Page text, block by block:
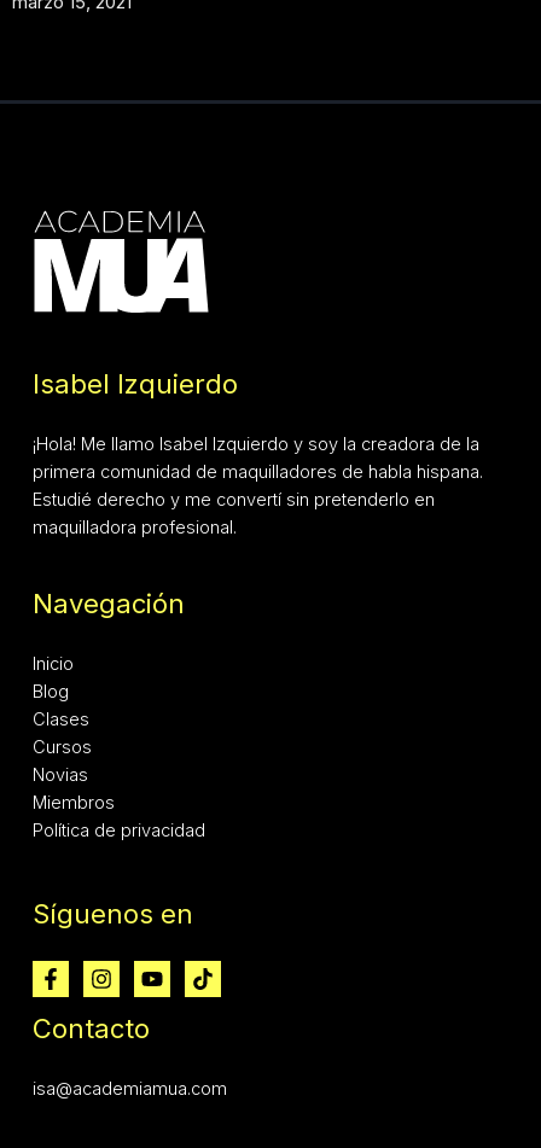
Isabel Izquierdo
¡Hola! Me llamo Isabel Izquierdo y soy la creadora de la
primera comunidad de maquilladores de habla hispana.
Estudié derecho y me convertí sin pretenderlo en
maquilladora profesional.
Navegación
Inicio
Blog
Clases
Cursos
Novias
Miembros
Política de privacidad
Síguenos en
Contacto
isa@academiamua.com